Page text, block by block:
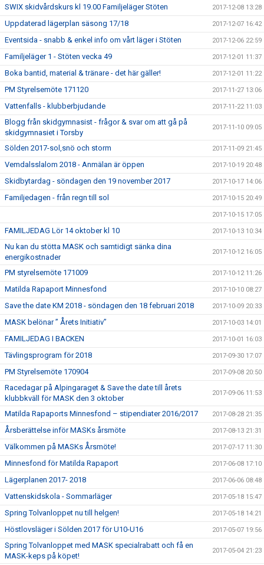
SWIX skidvårdskurs kl 19.00 Familjeläger Stöten 2017-12-08 13:28
Uppdaterad lägerplan säsong 17/18 2017-12-07 16:42
Eventsida - snabb & enkel info om vårt läger i Stöten 2017-12-06 22:59
Familjeläger 1 - Stöten vecka 49 2017-12-01 11:37
Boka bantid, material & tränare - det här gäller! 2017-12-01 11:22
PM Styrelsemöte 171120 2017-11-27 13:06
Vattenfalls - klubberbjudande 2017-11-22 11:03
Blogg från skidgymnasist - frågor & svar om att gå på
skidgymnasiet i Torsby
2017-11-10 09:05
Sölden 2017-sol,snö och storm 2017-11-09 21:45
Vemdalsslalom 2018 - Anmälan är öppen 2017-10-19 20:48
Skidbytardag - söndagen den 19 november 2017 2017-10-17 14:06
Familjedagen - från regn till sol 2017-10-15 20:49
2017-10-15 17:05
FAMILJEDAG Lör 14 oktober kl 10 2017-10-13 10:34
Nu kan du stötta MASK och samtidigt sänka dina
energikostnader
2017-10-12 16:05
PM styrelsemöte 171009 2017-10-12 11:26
Matilda Rapaport Minnesfond 2017-10-10 08:27
Save the date KM 2018 - söndagen den 18 februari 2018 2017-10-09 20:33
MASK belönar ” Årets Initiativ” 2017-10-03 14:01
FAMILJEDAG I BACKEN 2017-10-01 16:03
Tävlingsprogram för 2018 2017-09-30 17:07
PM Styrelsemöte 170904 2017-09-08 20:50
Racedagar på Alpingaraget & Save the date till årets
klubbkväll för MASK den 3 oktober
2017-09-06 11:53
Matilda Rapaports Minnesfond – stipendiater 2016/2017 2017-08-28 21:35
Årsberättelse inför MASKs årsmöte 2017-08-13 21:31
Välkommen på MASKs Årsmöte! 2017-07-17 11:30
Minnesfond för Matilda Rapaport 2017-06-08 17:10
Lägerplanen 2017- 2018 2017-06-06 08:48
Vattenskidskola - Sommarläger 2017-05-18 15:47
Spring Tolvanloppet nu till helgen! 2017-05-18 14:21
Höstlovsläger i Sölden 2017 för U10-U16 2017-05-07 19:56
Spring Tolvanloppet med MASK specialrabatt och få en
MASK-keps på köpet!
2017-05-04 21:23